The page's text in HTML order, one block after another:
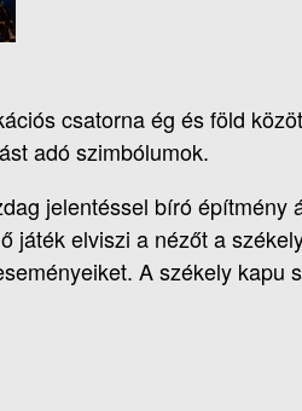
csatorna ég és föld
adó szimbólumok.
jelentéssel bíró építmény
játék elviszi a nézőt a
A székely kapu